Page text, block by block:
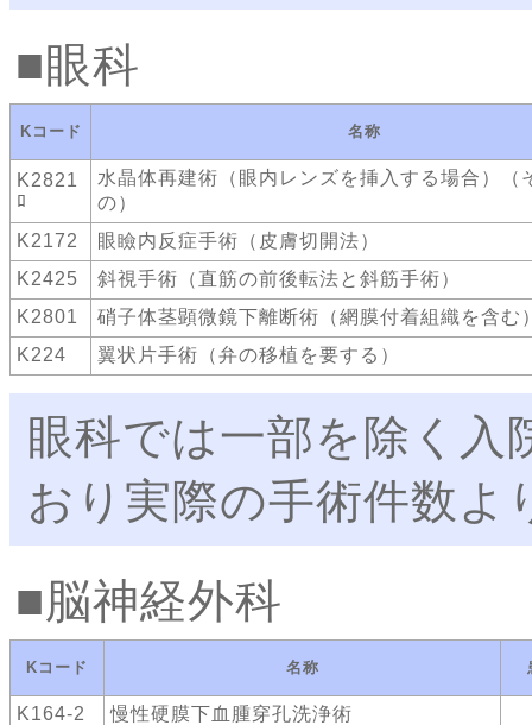
眼科
Kコード 名称
K2821
ﾛ
水晶体再建術（眼内レンズを挿入する場合）（
の）
K2172
眼瞼内反症手術（皮膚切開法）
K2425
斜視手術（直筋の前後転法と斜筋手術）
K2801
硝子体茎顕微鏡下離断術（網膜付着組織を含む
K224
翼状片手術（弁の移植を要する）
眼科では一部を除く入
おり実際の手術件数
脳神経外科
Kコード 名称
K164-2 慢性硬膜下血腫穿孔洗浄術